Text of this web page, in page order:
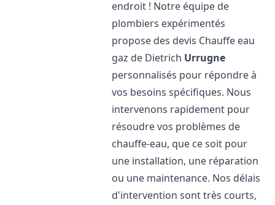
endroit ! Notre équipe de
plombiers expérimentés
propose des devis Chauffe eau
gaz de Dietrich Urrugne
personnalisés pour répondre à
vos besoins spécifiques. Nous
intervenons rapidement pour
résoudre vos problèmes de
chauffe-eau, que ce soit pour
une installation, une réparation
ou une maintenance. Nos délais
d'intervention sont très courts,